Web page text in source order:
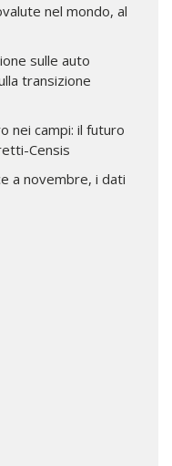
nel mondo, al
sulle auto
transizione
nei campi: il futuro
Censis
a novembre, i dati